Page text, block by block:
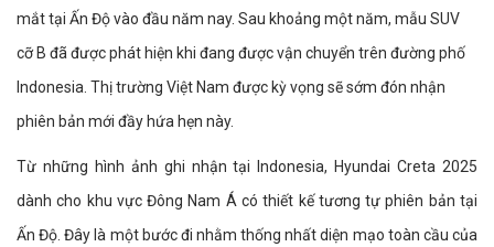
mắt tại Ấn Độ vào đầu năm nay. Sau khoảng một năm, mẫu SUV
cỡ B đã được phát hiện khi đang được vận chuyển trên đường phố
Indonesia. Thị trường Việt Nam được kỳ vọng sẽ sớm đón nhận
phiên bản mới đầy hứa hẹn này.
Từ những hình ảnh ghi nhận tại Indonesia, Hyundai Creta 2025
dành cho khu vực Đông Nam Á có thiết kế tương tự phiên bản tại
Ấn Độ. Đây là một bước đi nhằm thống nhất diện mạo toàn cầu của